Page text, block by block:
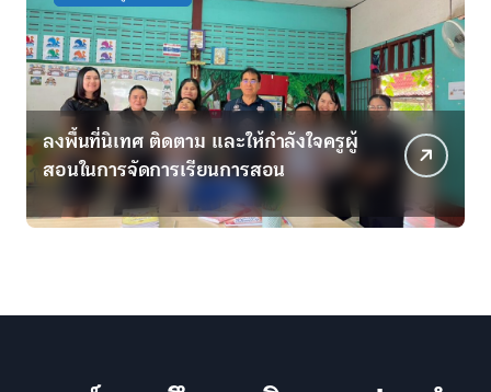
มิติใหม่แห่งการฟื้นฟู! “โครงการพัฒนา
เด็กพิเศษโดยใช้กระบือบำบัด